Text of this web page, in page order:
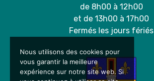
de 8h00 à 12h00
et de 13h00 à 17h00
Fermés les jours fériés
Nous utilisons des cookies pour
vous garantir la meilleure
expérience sur notre site web. Si